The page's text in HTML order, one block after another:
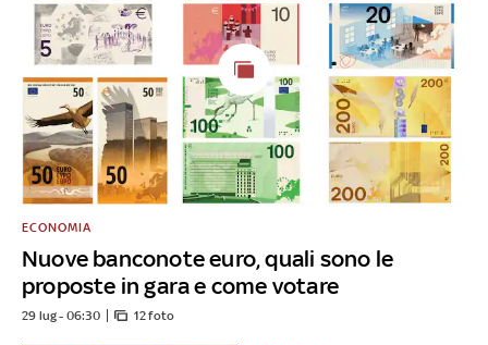
Nuove banconote euro, quali sono le
proposte in gara e come votare
ECONOMIA
29 lug - 06:30 12 foto